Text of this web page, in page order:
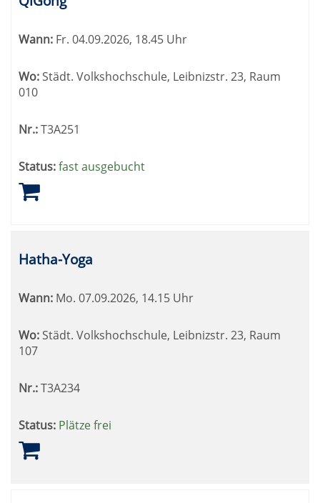
Wann: Fr. 04.09.2026, 18.45 Uhr
Wo:Städt. Volkshochschule, Leibnizstr. 23, Raum
010
Nr.:T3A251
Status:fast ausgebucht
Hatha-Yoga
Wann: Mo. 07.09.2026, 14.15 Uhr
Wo: Städt. Volkshochschule, Leibnizstr. 23, Raum
107
Nr.:T3A234
Status: Plätze frei